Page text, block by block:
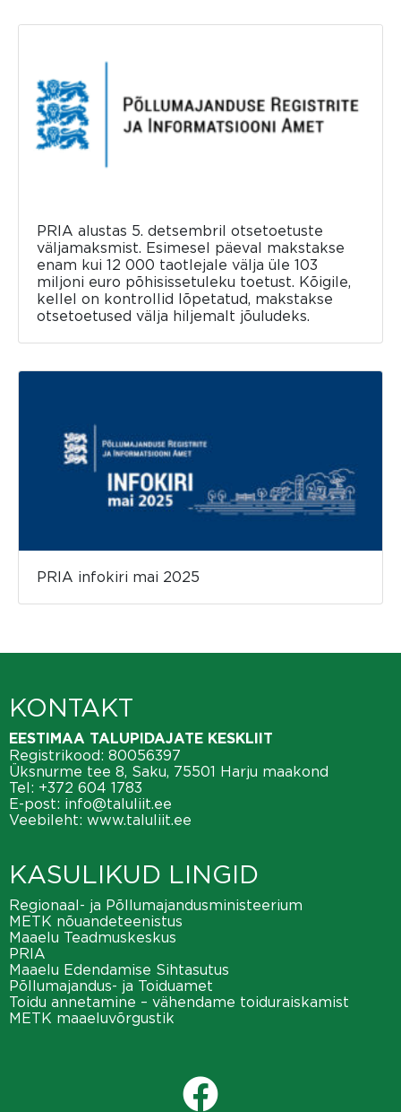
PRIA alustas 5. detsembril otsetoetuste
väljamaksmist. Esimesel päeval makstakse
enam kui 12 000 taotlejale välja üle 103
miljoni euro põhisissetuleku toetust. Kõigile,
kellel on kontrollid lõpetatud, makstakse
otsetoetused välja hiljemalt jõuludeks.
PRIA infokiri mai 2025
KONTAKT
EESTIMAA TALUPIDAJATE KESKLIIT
Registrikood: 80056397
Üksnurme tee 8, Saku, 75501 Harju maakond
Tel: +372 604 1783
E-post: info@taluliit.ee
Veebileht: www.taluliit.ee
KASULIKUD LINGID
Regionaal- ja Põllumajandusministeerium
METK nõuandeteenistus
Maaelu Teadmuskeskus
PRIA
Maaelu Edendamise Sihtasutus
Põllumajandus- ja Toiduamet
Toidu annetamine – vähendame toiduraiskamist
METK maaeluvõrgustik